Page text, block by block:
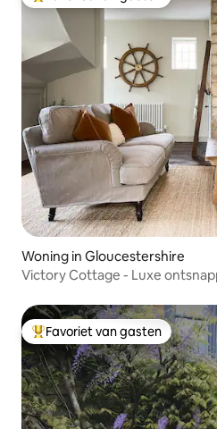
Topfavoriet van gasten
Woning in Gloucestershire
Victory Cottage - Luxe
Topfavoriet van gasten
Favoriet van gasten